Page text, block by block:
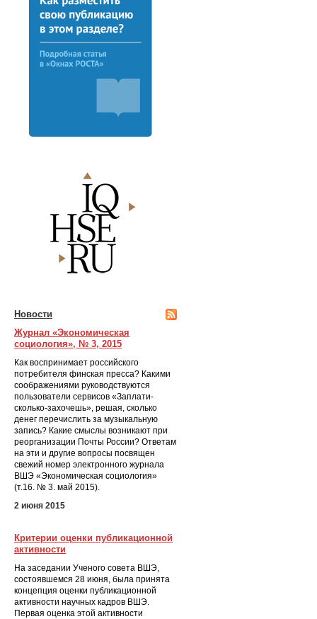
Новости
Журнал «Экономическая
социология», № 3, 2015
Как воспринимает российского
потребителя финская пресса? Какими
соображениями руководствуются
пользователи сервисов «Заплати-
сколько-захочешь», решая, сколько
денег перечислить за музыкальную
запись? Какие смыслы возникают при
реорганизации Почты России? Ответам
на эти и другие вопросы посвящен
свежий номер электронного журнала
ВШЭ «Экономическая социология»
(т.16. № 3. май 2015).
2 июня 2015
Критерии оценки публикационной
активности
На заседании Ученого совета ВШЭ,
состоявшемся 28 июня, была принята
концепция оценки публикационной
активности научных кадров ВШЭ.
Первая оценка этой активности